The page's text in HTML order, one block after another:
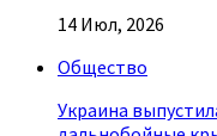
14 Июл, 2026
Общество
Украина